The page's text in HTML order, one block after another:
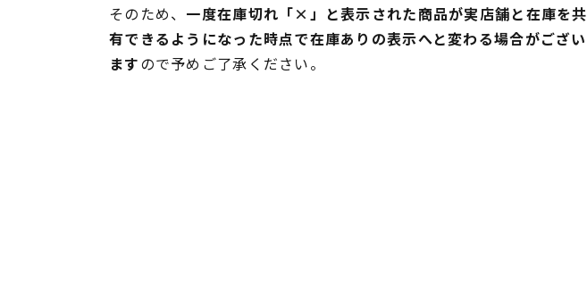
そのため、 一度在庫切れ「×」と表示された商品が実店舗と在庫を共
有できるようになった時点で在庫ありの表示へと変わる場合がござい
ますので予めご了承ください。